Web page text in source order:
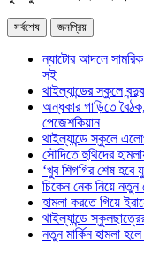
সর্বশেষ জনপ্রিয়
ন্যাটোর আদলে
সই
থাইল্যান্ডের স্কুলে
অন্ধকার গাড়িতে
পেজেশকিয়ান
থাইল্যান্ডে স্কুলে
সৌদিতে হুথিদের
‘খুব শিগগির শেষ হবে
চিকেন নেক নিয়ে
হামলা করতে গিয়ে
থাইল্যান্ডে
নতুন মার্কিন হামলা